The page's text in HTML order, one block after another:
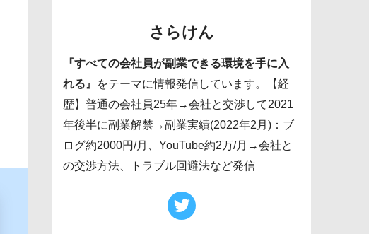
さらけん
『すべての会社員が副業できる環境を手に入
れる』
をテーマに情報発信しています。【経
歴】普通の会社員25年→会社と交渉して2021
年後半に副業解禁→副業実績(2022年2月)：ブ
ログ約2000円/月、YouTube約2万/月→会社と
の交渉方法、トラブル回避法など発信